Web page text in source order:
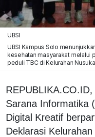
UBSI
UBSI Kampus Solo
kesehatan masyarakat melalui
peduli TBC di Kelurahan
Sarana Informatika
Digital Kreatif
Deklarasi Kelurahan